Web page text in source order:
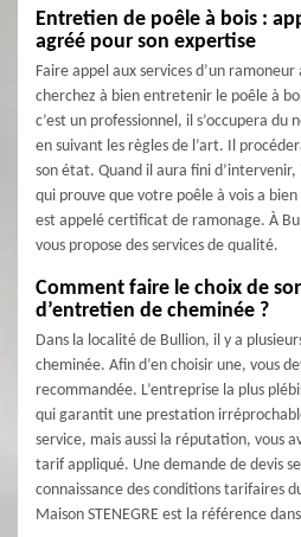
Entretien de poêle à bois :
agréé pour son expertise
Faire appel aux services d’un
cherchez à bien entretenir le poêle à
c’est un professionnel, il s’occupera
en suivant les règles de l’art. Il
son état. Quand il aura fini
qui prouve que votre poêle à vois a
est appelé certificat de ramonage. À
vous propose des services de qualité.
Comment faire le choix de
d’entretien de cheminée ?
Dans la localité de Bullion, il y a
cheminée. Afin d’en choisir une, vous
recommandée. L’entreprise la plus
qui garantit une prestation
service, mais aussi la réputation, vous
tarif appliqué. Une demande de devis
connaissance des conditions tarifaires
Maison STENEGRE est la référence